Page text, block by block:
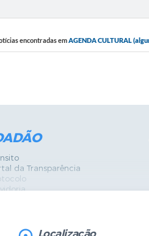
encontradas emAGENDA CULTURAL
da Transparência